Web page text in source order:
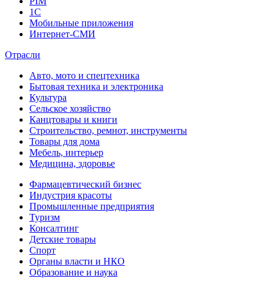
1C
Мобильные приложения
Интернет-СМИ
Отрасли
Авто, мото и спецтехника
Бытовая техника и электроника
Культура
Сельское хозяйство
Канцтовары и книги
Строительство, ремнот, инструменты
Товары для дома
Мебель, интерьер
Медицина, здоровье
Фармацевтический бизнес
Индустрия красоты
Промышленные предприятия
Туризм
Консалтинг
Детские товары
Спорт
Органы власти и НКО
Образование и наука